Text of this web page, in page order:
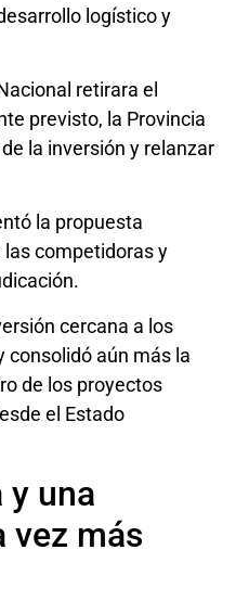
logístico y
retirara el
previsto, la Provincia
la inversión y relanzar
la propuesta
competidoras y
cercana a los
consolidó aún más la
de los proyectos
el Estado
y una
vez más